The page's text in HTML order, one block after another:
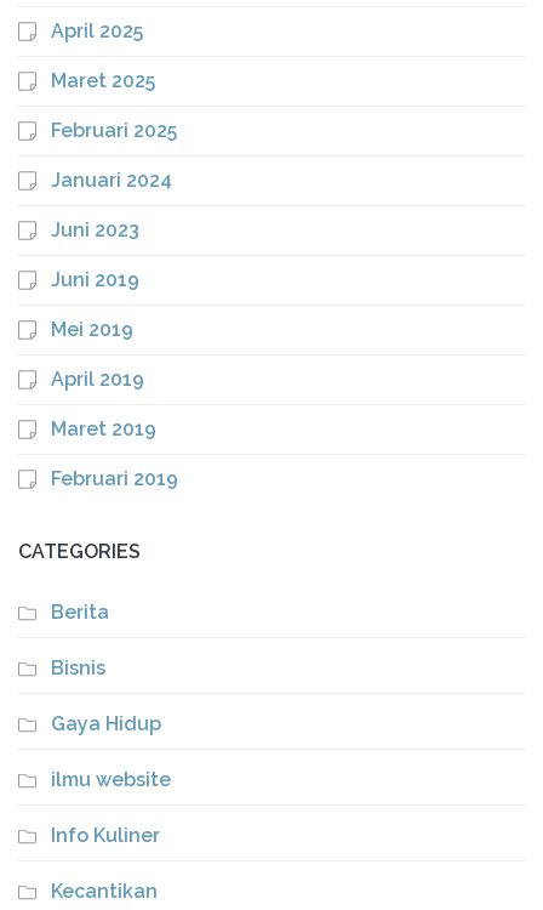
April 2025
Maret 2025
Februari 2025
Januari 2024
Juni 2023
Juni 2019
Mei 2019
April 2019
Maret 2019
Februari 2019
CATEGORIES
Berita
Bisnis
Gaya Hidup
ilmu website
Info Kuliner
Kecantikan